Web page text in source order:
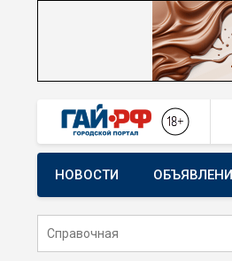
НОВОСТИ
СТРОИТЕЛЬСТВО И